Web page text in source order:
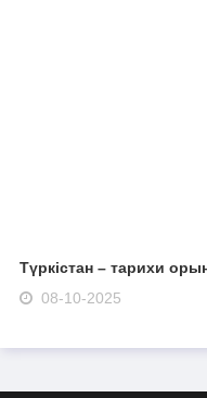
Түркістан – тарихи
08-10-2025